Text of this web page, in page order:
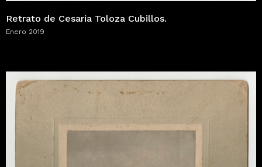
Retrato de Cesaria Toloza Cubillos.
Enero 2019